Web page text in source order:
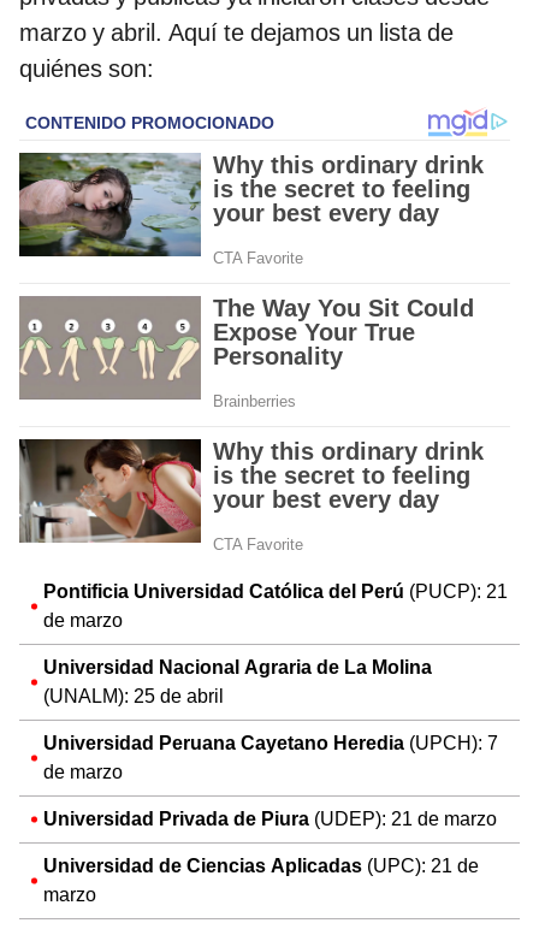
marzo y abril. Aquí te dejamos un lista de
quiénes son:
Pontificia Universidad Católica del Perú (PUCP): 21
de marzo
Universidad Nacional Agraria de La Molina
(UNALM): 25 de abril
Universidad Peruana Cayetano Heredia (UPCH): 7
de marzo
Universidad Privada de Piura (UDEP): 21 de marzo
Universidad de Ciencias Aplicadas (UPC): 21 de
marzo